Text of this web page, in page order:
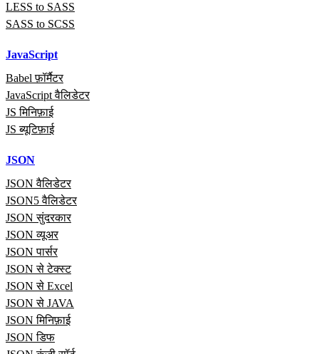
LESS to SASS
SASS to SCSS
JavaScript
Babel फ़ॉर्मैटर
JavaScript वैलिडेटर
JS मिनिफ़ाई
JS ब्यूटिफ़ाई
JSON
JSON वैलिडेटर
JSON5 वैलिडेटर
JSON सुंदरकार
JSON व्यूअर
JSON पार्सर
JSON से टेक्स्ट
JSON से Excel
JSON से JAVA
JSON मिनिफ़ाई
JSON डिफ